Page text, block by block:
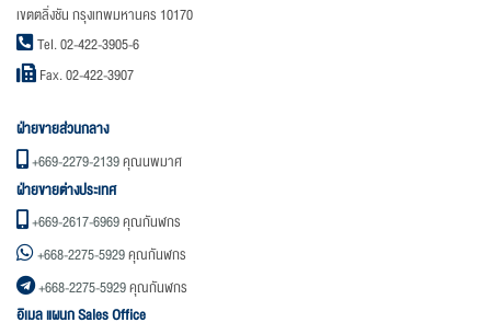
เขตตลิ่งชัน กรุงเทพมหานคร 10170
Tel. 02-422-3905-6
Fax. 02-422-3907
ฝ่ายขายส่วนกลาง
+669-2279-2139คุณนพมาศ
ฝ่ายขายต่างประเทศ
+669-2617-6969คุณกันฬกร
+668-2275-5929คุณกันฬกร
+668-2275-5929คุณกันฬกร
อิเมล แผนก Sales Office